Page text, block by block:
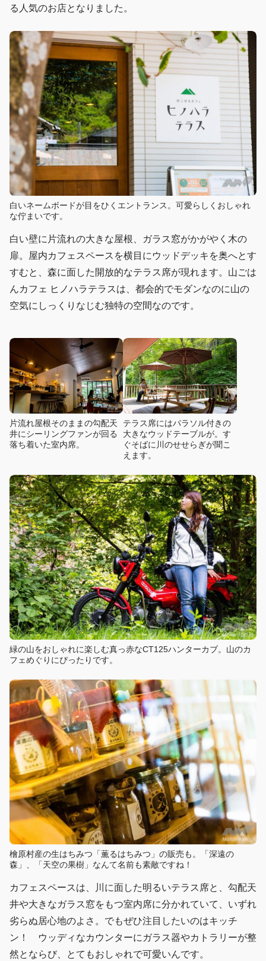
る人気のお店となりました。
白いネームボードが目をひくエントランス。可愛らしくおしゃれ
な佇まいです。
白い壁に片流れの大きな屋根、ガラス窓がかがやく木の
扉。屋内カフェスペースを横目にウッドデッキを奥へとす
すむと、森に面した開放的なテラス席が現れます。山ごは
んカフェ ヒノハラテラスは、都会的でモダンなのに山の
空気にしっくりなじむ独特の空間なのです。
片流れ屋根そのままの勾配天
井にシーリングファンが回る
落ち着いた室内席。
テラス席にはパラソル付きの
大きなウッドテーブルが。す
ぐそばに川のせせらぎが聞こ
えます。
緑の山をおしゃれに楽しむ真っ赤なCT125ハンターカブ。山のカ
フェめぐりにぴったりです。
檜原村産の生はちみつ「薫るはちみつ」の販売も。「深遠の
森」、「天空の果樹」なんて名前も素敵ですね！
カフェスペースは、川に面した明るいテラス席と、勾配天
井や大きなガラス窓をもつ室内席に分かれていて、いずれ
劣らぬ居心地のよさ。でもぜひ注目したいのはキッチ
ン！ ウッディなカウンターにガラス器やカトラリーが整
然とならび、とてもおしゃれで可愛いんです。